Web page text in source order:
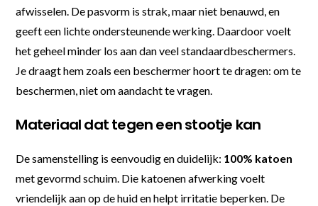
afwisselen. De pasvorm is strak, maar niet benauwd, en
geeft een lichte ondersteunende werking. Daardoor voelt
het geheel minder los aan dan veel standaardbeschermers.
Je draagt hem zoals een beschermer hoort te dragen: om te
beschermen, niet om aandacht te vragen.
Materiaal dat tegen een stootje kan
De samenstelling is eenvoudig en duidelijk: 100% katoen
met gevormd schuim. Die katoenen afwerking voelt
vriendelijk aan op de huid en helpt irritatie beperken. De